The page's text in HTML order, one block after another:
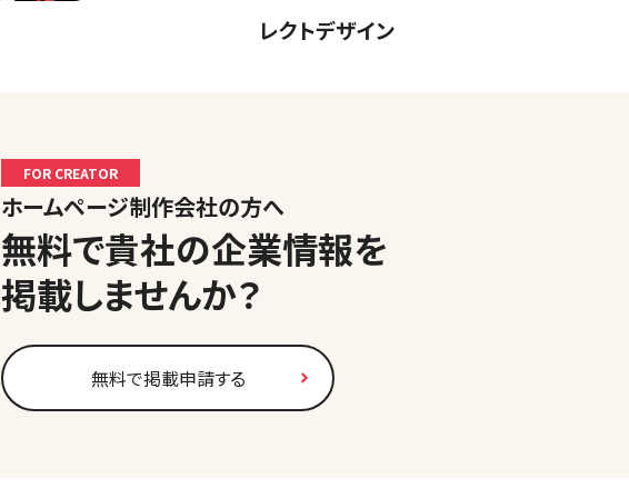
レクトデザイン
FOR CREATOR
ホームページ制作会社の方へ
無料で貴社の企業情報を
掲載しませんか？
無料で掲載申請する